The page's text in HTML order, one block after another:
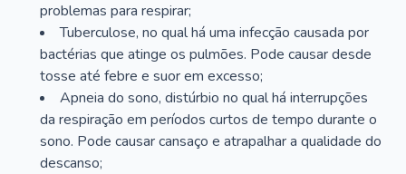
problemas para respirar;
Tuberculose, no qual há uma infecção causada por
bactérias que atinge os pulmões. Pode causar desde
tosse até febre e suor em excesso;
Apneia do sono, distúrbio no qual há interrupções
da respiração em períodos curtos de tempo durante o
sono. Pode causar cansaço e atrapalhar a qualidade do
descanso;